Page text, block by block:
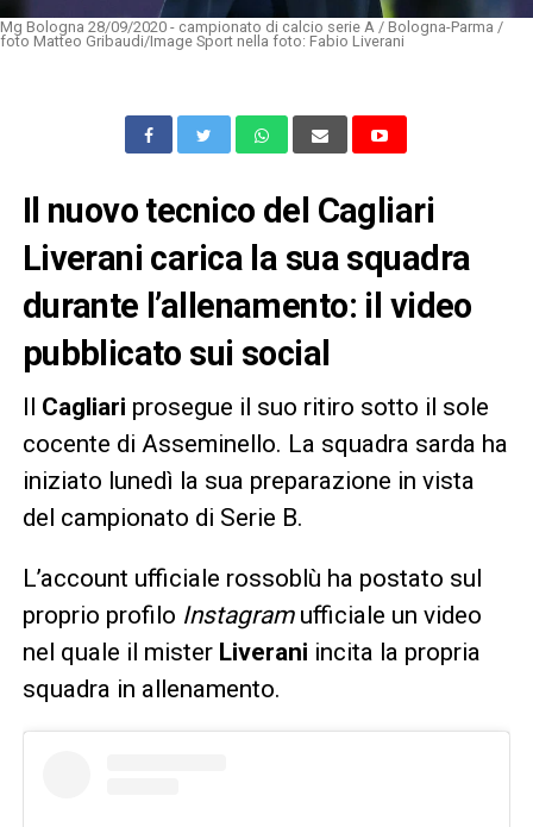
Mg Bologna 28/09/2020 - campionato di calcio serie A / Bologna-Parma /
foto Matteo Gribaudi/Image Sport nella foto: Fabio Liverani
Il nuovo tecnico del Cagliari
Liverani carica la sua squadra
durante l’allenamento: il video
pubblicato sui social
Il Cagliari prosegue il suo ritiro sotto il sole
cocente di Asseminello. La squadra sarda ha
iniziato lunedì la sua preparazione in vista
del campionato di Serie B.
L’account ufficiale rossoblù ha postato sul
proprio profilo Instagramufficiale un video
nel quale il mister Liverani incita la propria
squadra in allenamento.